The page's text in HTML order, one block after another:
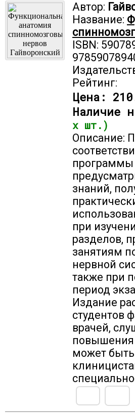
Автор:
Название:
ISBN:
Рейтинг:
Цена:
Наличие
х шт.)
Описание:
программы
знаний,
при
разделов,
занятиям
нервной
также при
период
Издание
студентов
врачей,
повышения
может